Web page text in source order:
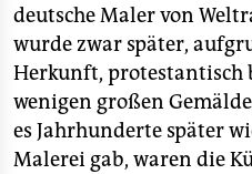
deutsche Maler von
wurde zwar später,
Herkunft, protestantisch
wenigen großen
es Jahrhunderte später
Malerei gab, waren die